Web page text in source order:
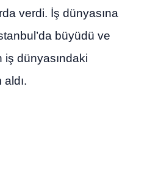
verdi. İş dünyasına
büyüdü ve
iş dünyasındaki